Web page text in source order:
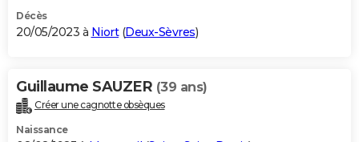
Décès
20/05/2023 à Niort(Deux-Sèvres)
Guillaume SAUZER (39 ans)
Créer une cagnotte obsèques
Naissance